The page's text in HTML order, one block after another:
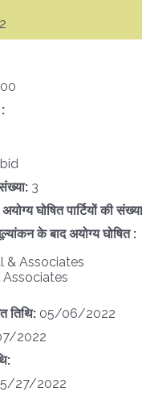
3
घोषित पार्टियों की
के बाद अयोग्य घोषित :
& Associates
Associates
तिथि: 05/06/2022
2022
27/2022